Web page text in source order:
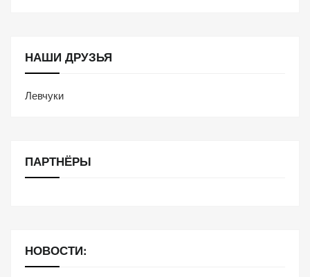
НАШИ ДРУЗЬЯ
Левчуки
ПАРТНЁРЫ
НОВОСТИ: